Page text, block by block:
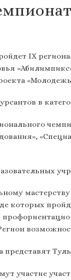
IX
в
которых
представят
участие